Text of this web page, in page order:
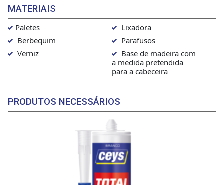
MATERIAIS
Paletes
Lixadora
Berbequim
Parafusos
Verniz
Base de madeira com
a medida pretendida
para a cabeceira
PRODUTOS NECESSÁRIOS